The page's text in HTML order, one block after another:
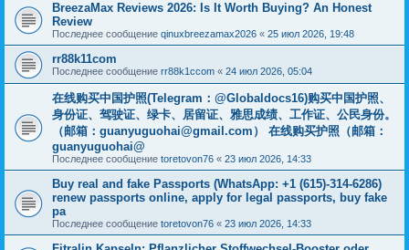
BreezaMax Reviews 2026: Is It Worth Buying? An Honest
Review
Последнее сообщение qinuxbreezamax2026 « 25 июл 2026, 19:48
rr88k11com
Последнее сообщение rr88k1ccom « 24 июл 2026, 05:04
在线购买中国护照(Telegram：@Globaldocs16)购买中国护照、
身份证、驾驶证、绿卡、居留证、雅思成绩、工作证、公民身份。
（邮箱： guanyuguohai@gmail.com ） 在线购买护照（邮箱：
guanyuguohai@
Последнее сообщение toretovon76 « 23 июл 2026, 14:33
Buy real and fake Passports (WhatsApp: +1 (615)-314-6286)
renew passports online, apply for legal passports, buy fake
pa
Последнее сообщение toretovon76 « 23 июл 2026, 14:33